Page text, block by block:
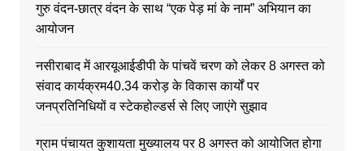
गुरु वंदन-छात्र वंदन के साथ “एक पेड़ मां के नाम” अभियान का
आयोजन
नसीराबाद में आरयूआईडीपी के पांचवें चरण को लेकर 8 अगस्त को
संवाद कार्यक्रम40.34 करोड़ के विकास कार्यों पर
जनप्रतिनिधियों व स्टेकहोल्डर्स से लिए जाएंगे सुझाव
ग्राम पंचायत कुशायता मुख्यालय पर 8 अगस्त को आयोजित होगा